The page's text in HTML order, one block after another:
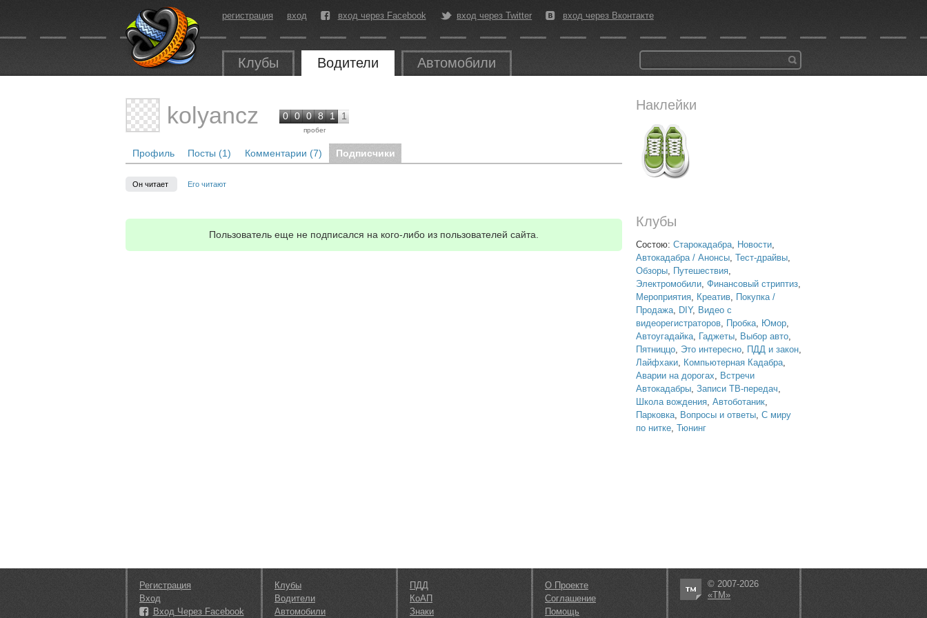
регистрация вход вход через Facebook вход через Twitter вход через Вконтакте
Клубы Водители Автомобили
Наклейки
Клубы
Состою: Старокадабра, Новости,
Автокадабра / Анонсы, Тест-драйвы,
Обзоры, Путешествия,
Электромобили, Финансовый стриптиз,
Мероприятия, Креатив, Покупка /
Продажа, DIY, Видео с
видеорегистраторов, Пробка, Юмор,
Автоугадайка, Гаджеты, Выбор авто,
Пятниццо, Это интересно, ПДД и закон,
Лайфхаки, Компьютерная Кадабра,
Аварии на дорогах, Встречи
Автокадабры, Записи ТВ-передач,
Школа вождения, Автоботаник,
Парковка, Вопросы и ответы, С миру
по нитке, Тюнинг
kolyancz 0 0 0 8 1 1
пробег
Профиль Посты (1) Комментарии (7) Подписчики
Он читает Его читают
Пользователь еще не подписался на кого-либо из пользователей сайта.
Регистрация
Вход
Вход Через Facebook
Клубы
Водители
Автомобили
ПДД
КоАП
Знаки
О Проекте
Соглашение
Помощь
© 2007-2026
«ТМ»